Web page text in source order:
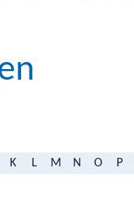
K L M N O P